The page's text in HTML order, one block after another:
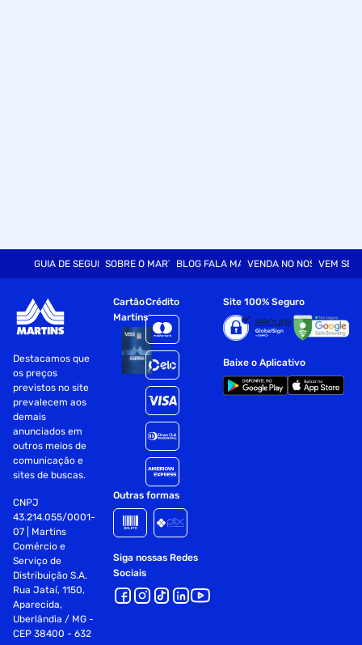
GUIA DE SEGURANÇASOBRE O MARTINSBLOG FALA MARTVENDA NO NOSSO SITE
VEM SER
Destacamos que
os preços
previstos no site
prevalecem aos
demais
anunciados em
outros meios de
comunicação e
sites de buscas.
CNPJ
43.214.055/0001-
07 | Martins
Comércio e
Serviço de
Distribuição S.A.
Rua Jataí, 1150,
Aparecida,
Uberlândia / MG -
CEP 38400 - 632
Cartão
Martins
Crédito
Outras formas
Siga nossas Redes
Sociais
Site 100% Seguro
Baixe o Aplicativo